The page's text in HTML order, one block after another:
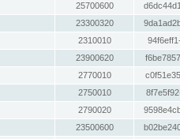
25700600
23300320
2310010
23900620
2770010
2750010
2790020
23500600